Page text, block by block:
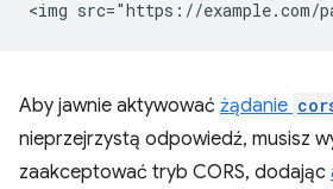
Aby jawnie aktywować żądanie
nieprzejrzystą odpowiedź, musisz
zaakceptować tryb CORS, dodając